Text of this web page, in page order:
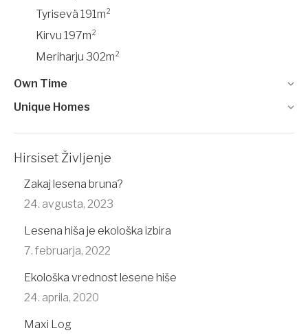
Tyrisevä 191m²
Kirvu 197m²
Meriharju 302m²
Own Time
Unique Homes
Hirsiset Življenje
Zakaj lesena bruna?
24. avgusta, 2023
Lesena hiša je ekološka izbira
7. februarja, 2022
Ekološka vrednost lesene hiše
24. aprila, 2020
Maxi Log